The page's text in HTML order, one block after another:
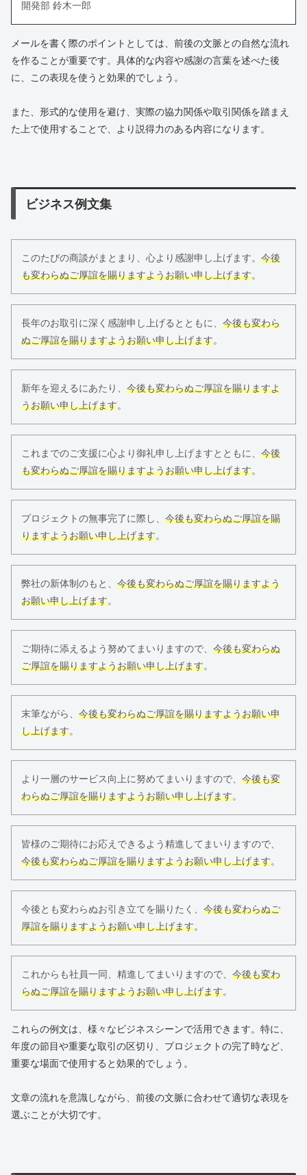
開発部 鈴木一郎
メールを書く際のポイントとしては、前後の文脈との自然な流れ
を作ることが重要です。具体的な内容や感謝の言葉を述べた後
に、この表現を使うと効果的でしょう。
また、形式的な使用を避け、実際の協力関係や取引関係を踏まえ
た上で使用することで、より説得力のある内容になります。
ビジネス例文集
このたびの商談がまとまり、心より感謝申し上げます。 今後
も変わらぬご厚誼を賜りますようお願い申し上げます。
長年のお取引に深く感謝申し上げるとともに、 今後も変わら
ぬご厚誼を賜りますようお願い申し上げます。
新年を迎えるにあたり、 今後も変わらぬご厚誼を賜りますよ
うお願い申し上げます。
これまでのご支援に心より御礼申し上げますとともに、 今後
も変わらぬご厚誼を賜りますようお願い申し上げます。
プロジェクトの無事完了に際し、 今後も変わらぬご厚誼を賜
りますようお願い申し上げます。
弊社の新体制のもと、 今後も変わらぬご厚誼を賜りますよう
お願い申し上げます。
ご期待に添えるよう努めてまいりますので、 今後も変わらぬ
ご厚誼を賜りますようお願い申し上げます。
末筆ながら、 今後も変わらぬご厚誼を賜りますようお願い申
し上げます。
より一層のサービス向上に努めてまいりますので、 今後も変
わらぬご厚誼を賜りますようお願い申し上げます。
皆様のご期待にお応えできるよう精進してまいりますので、
今後も変わらぬご厚誼を賜りますようお願い申し上げます。
今後とも変わらぬお引き立てを賜りたく、 今後も変わらぬご
厚誼を賜りますようお願い申し上げます。
これからも社員一同、精進してまいりますので、 今後も変わ
らぬご厚誼を賜りますようお願い申し上げます。
これらの例文は、様々なビジネスシーンで活用できます。特に、
年度の節目や重要な取引の区切り、プロジェクトの完了時など、
重要な場面で使用すると効果的でしょう。
文章の流れを意識しながら、前後の文脈に合わせて適切な表現を
選ぶことが大切です。